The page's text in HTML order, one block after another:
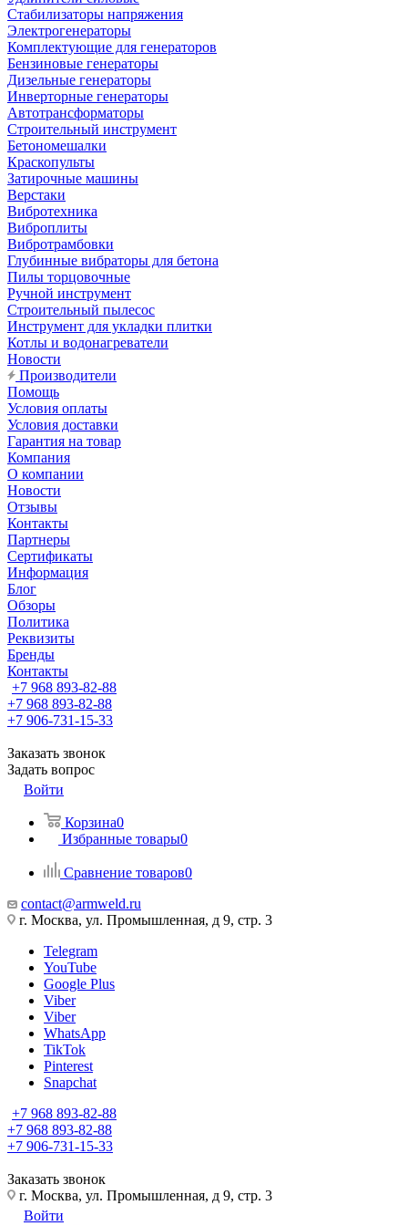
Стабилизаторы напряжения
Электрогенераторы
Комплектующие для генераторов
Бензиновые генераторы
Дизельные генераторы
Инверторные генераторы
Автотрансформаторы
Строительный инструмент
Бетономешалки
Краскопульты
Затирочные машины
Верстаки
Вибротехника
Виброплиты
Вибротрамбовки
Глубинные вибраторы для бетона
Пилы торцовочные
Ручной инструмент
Строительный пылесос
Инструмент для укладки плитки
Котлы и водонагреватели
Новости
Производители
Помощь
Условия оплаты
Условия доставки
Гарантия на товар
Компания
О компании
Новости
Отзывы
Контакты
Партнеры
Сертификаты
Информация
Блог
Обзоры
Политика
Реквизиты
Бренды
Контакты
+7 968 893-82-88
+7 968 893-82-88
+7 906-731-15-33
Заказать звонок
Задать вопрос
Войти
Корзина0
Избранные товары0
Сравнение товаров0
contact@armweld.ru
г. Москва, ул. Промышленная, д 9, стр. 3
Telegram
YouTube
Google Plus
Viber
Viber
WhatsApp
TikTok
Pinterest
Snapchat
+7 968 893-82-88
+7 968 893-82-88
+7 906-731-15-33
Заказать звонок
г. Москва, ул. Промышленная, д 9, стр. 3
Войти